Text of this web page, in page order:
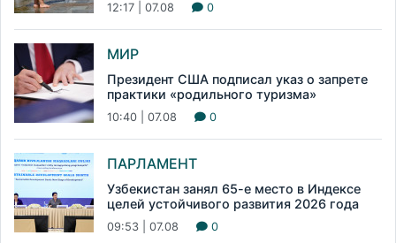
12:17 | 07.08 0
МИР
Президент США подписал указ о запрете
практики «родильного туризма»
10:40 | 07.08 0
ПАРЛАМЕНТ
Узбекистан занял 65-е место в Индексе
целей устойчивого развития 2026 года
09:53 | 07.08 0